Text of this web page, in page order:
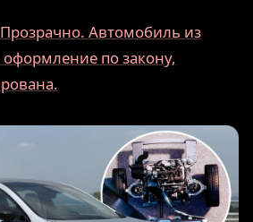
Автомобиль из
по закону,